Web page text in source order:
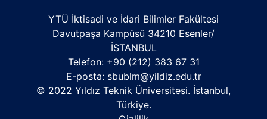
YTÜ İktisadi ve İdari Bilimler Fakültesi
Davutpaşa Kampüsü 34210 Esenler/
İSTANBUL
Telefon: +90 (212) 383 67 31
E-posta: sbublm@yildiz.edu.tr
© 2022 Yıldız Teknik Üniversitesi. İstanbul,
Türkiye.